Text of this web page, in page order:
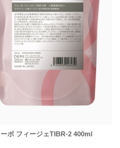
ーボ フィージェTIBR-2 400ml